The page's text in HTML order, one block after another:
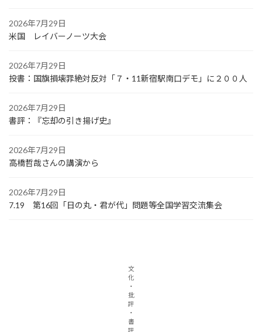
2026年7月29日
米国 レイバーノーツ大会
2026年7月29日
投書：国旗損壊罪絶対反対「７・11新宿駅南口デモ」に２００人
2026年7月29日
書評：『忘却の引き揚げ史』
2026年7月29日
高橋哲哉さんの講演から
2026年7月29日
7.19 第16回「日の丸・君が代」問題等全国学習交流集会
文
化
・
批
評
・
書
評